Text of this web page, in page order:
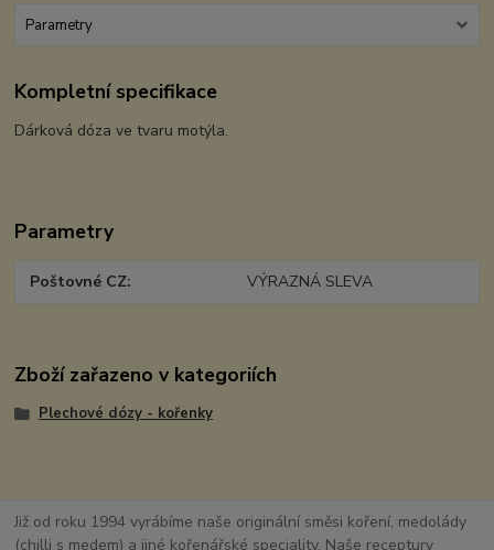
Parametry
Kompletní specifikace
Dárková dóza ve tvaru motýla.
Parametry
Poštovné CZ VÝRAZNÁ SLEVA
Zboží zařazeno v kategoriích
Plechové dózy - kořenky
Již od roku 1994 vyrábíme naše originální směsi koření, medolády
(chilli s medem) a jiné kořenářské speciality. Naše receptury